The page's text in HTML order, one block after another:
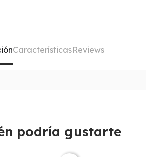
CaracterísticasReviews
podría gustarte